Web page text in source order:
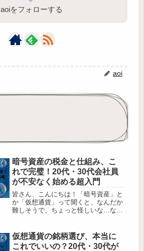
aoiをフォローする
aoi
暗号資産の税金と仕組み、こ
れで完璧！20代・30代会社員
が不安なく始める超入門
皆さん、こんにちは！「暗号資産」と
か「仮想通貨」って聞くと、なんだか
難しそうで、ちょっと怪しいな…なん
るけれど、「税金ってどうなるの？」
「仕組みが全く分からない」といっ...
仮想通貨の銘柄選び、本当に
これでいいの？20代・30代が